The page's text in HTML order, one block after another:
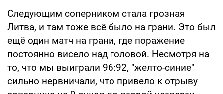
Следующим соперником стала грозная
Литва, и там тоже всё было на грани. Это был
ещё один матч на грани, где поражение
постоянно висело над головой. Несмотря на
то, что мы выиграли 96:92, "желто-синие"
сильно нервничали, что привело к отрыву